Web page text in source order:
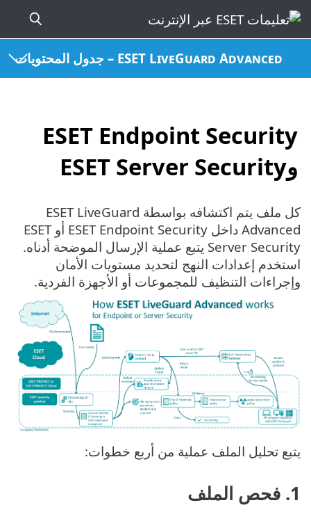
ESET LiveGuard Advanced – جدول المحتويات
ESET Endpoint Security
وESET Server Security
كل ملف يتم اكتشافه بواسطة ESET LiveGuard
Advanced داخل ESET Endpoint Security أو ESET
Server Security يتبع عملية الإرسال الموضحة أدناه.
استخدم إعدادات النهج لتحديد مستويات الأمان
وإجراءات التنظيف للمجموعات أو الأجهزة الفردية.
يتبع تحليل الملف عملية من أربع خطوات:
‎1. فحص الملف